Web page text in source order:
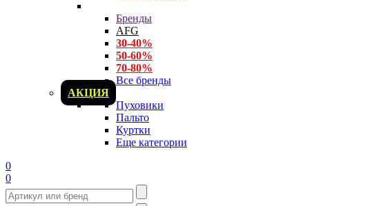
Бренды
AFG
30-40%
50-60%
70-80%
Все бренды
АКЦИЯ
Пуховики
Пальто
Куртки
Еще категории
0
0